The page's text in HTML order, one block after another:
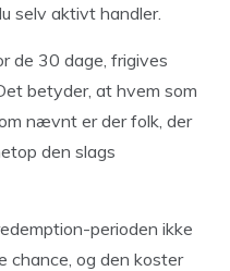
selv aktivt handler.
de 30 dage, frigives
betyder, at hvem som
nævnt er der folk, der
den slags
perioden ikke
chance, og den koster